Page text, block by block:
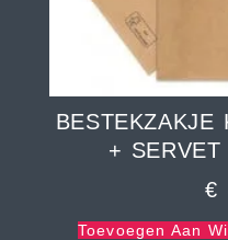
BESTEKZAKJE
+
€
Toevoegen Aan